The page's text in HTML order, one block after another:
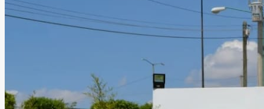
diseño, ideal para recibir a tus invitados.